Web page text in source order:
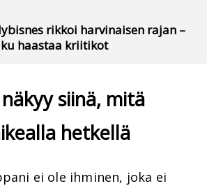
rikkoi harvinaisen rajan –
haastaa kriitikot
siinä, mitä
hetkellä
ei ole ihminen, joka ei